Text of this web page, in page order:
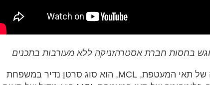
בחסות חברת אסטרהזניקה ללא מעורבות בתכנים
סרטן הלימפומה של תאי המעטפת, MCL, הוא סוג סרטן נדיר במשפחת